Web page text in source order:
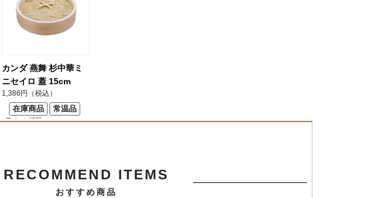
カンダ 燕舞 杉中華ミ
ニセイロ 蓋 15cm
1,386円（税込）
在庫商品 常温品
>アイコン説明
RECOMMEND ITEMS
おすすめ商品